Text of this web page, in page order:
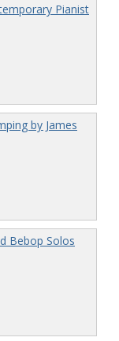
Pianist
by James
Bebop Solos